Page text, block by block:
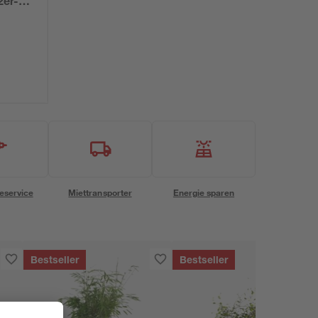
Miettransporter Energie sparen
Bestseller Bestseller